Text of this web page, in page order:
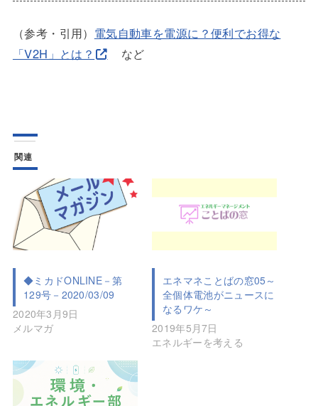
（参考・引用） 電気自動車を電源に？便利でお得な
「V2H」とは？
など
関連
◆ミカドONLINE－第
129号－2020/03/09
2020年3月9日
メルマガ
エネマネことばの窓05～
全個体電池がニュースに
なるワケ～
2019年5月7日
エネルギーを考える